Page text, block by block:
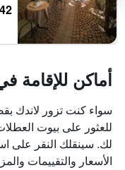
أماكن للإقامة
سواء كنت تزور لاندك
للعثور على بيوت
لك. سينقلك النقر على
الأسعار والتقييمات